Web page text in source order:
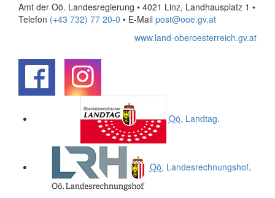
Amt der Oö. Landesregierung • 4021 Linz, Landhausplatz 1 •
Telefon (+43 732) 77 20-0 • E-Mail post@ooe.gv.at
www.land-oberoesterreich.gv.at
Oö. Landtag.
Oö. Landesrechnungshof.